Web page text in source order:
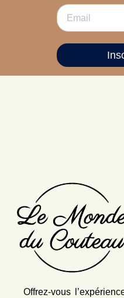
Offrez-vous